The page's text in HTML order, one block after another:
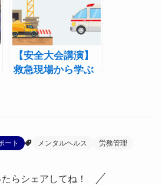
【安全大会講演】
救急現場から学ぶ
ート メンタルヘルス 労務管理
らシェアしてね！